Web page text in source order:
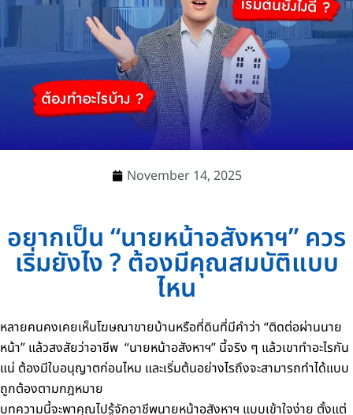
November 14, 2025
อยากเป็น “นายหน้าอสังหาฯ” ควร
เริ่มยังไง ? ต้องมีคุณสมบัติแบบ
ไหน
หลายคนคงเคยเห็นโฆษณาขายบ้านหรือที่ดินที่มีคำว่า “ติดต่อผ่านนาย
หน้า” แล้วสงสัยว่าอาชีพ “นายหน้าอสังหาฯ” นี้จริง ๆ แล้วเขาทำอะไรกัน
แน่ ต้องมีใบอนุญาตก่อนไหม และเริ่มต้นอย่างไรถึงจะสามารถทำได้แบบ
ถูกต้องตามกฎหมาย
บทความนี้จะพาคุณไปรู้จักอาชีพนายหน้าอสังหาฯ แบบเข้าใจง่าย ตั้งแต่